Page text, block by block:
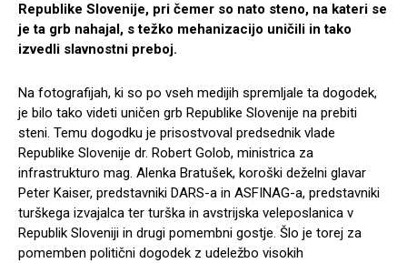
Republike Slovenije, pri čemer so nato steno, na kateri se
je ta grb nahajal, s težko mehanizacijo uničili in tako
izvedli slavnostni preboj.
Na fotografijah, ki so po vseh medijih spremljale ta dogodek,
je bilo tako videti uničen grb Republike Slovenije na prebiti
steni. Temu dogodku je prisostvoval predsednik vlade
Republike Slovenije dr. Robert Golob, ministrica za
infrastrukturo mag. Alenka Bratušek, koroški deželni glavar
Peter Kaiser, predstavniki DARS-a in ASFINAG-a, predstavniki
turškega izvajalca ter turška in avstrijska veleposlanica v
Republik Sloveniji in drugi pomembni gostje. Šlo je torej za
pomemben politični dogodek z udeležbo visokih